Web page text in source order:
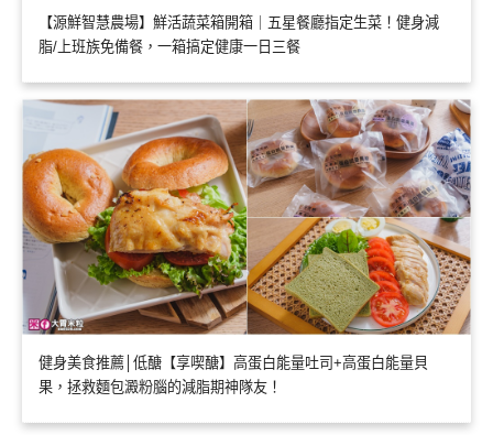
【源鮮智慧農場】鮮活蔬菜箱開箱｜五星餐廳指定生菜！健身減
脂/上班族免備餐，一箱搞定健康一日三餐
健身美食推薦│低醣【享喫醣】高蛋白能量吐司+高蛋白能量貝
果，拯救麵包澱粉腦的減脂期神隊友！